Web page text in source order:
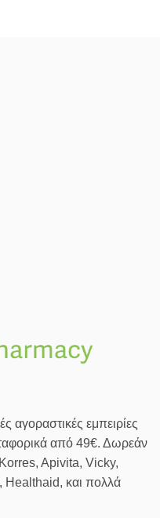
αγοραστικές εμπειρίες
από 49€. Δωρεάν
Apivita, Vicky,
και πολλά